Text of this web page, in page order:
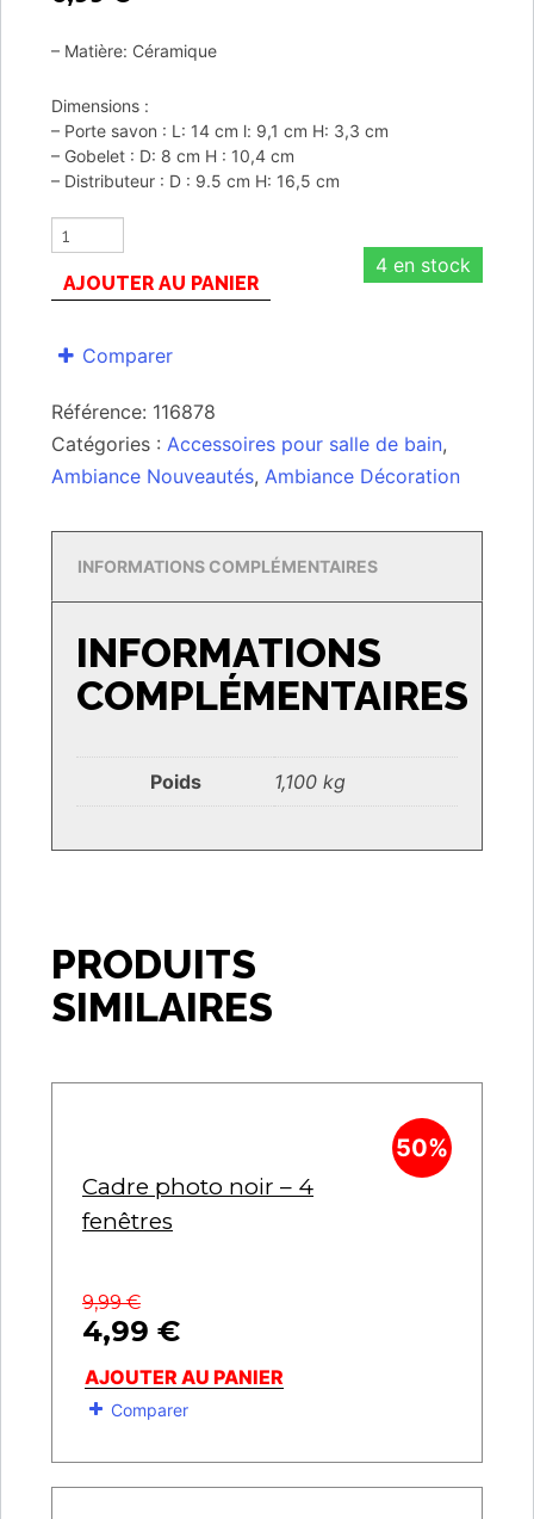
– Matière: Céramique
Dimensions :
– Porte savon : L: 14 cm l: 9,1 cm H: 3,3 cm
– Gobelet : D: 8 cm H : 10,4 cm
– Distributeur : D : 9.5 cm H: 16,5 cm
4 en stock
AJOUTER AU PANIER
Comparer
Référence: 116878
Catégories : Accessoires pour salle de bain,
Ambiance Nouveautés, Ambiance Décoration
INFORMATIONS COMPLÉMENTAIRES
INFORMATIONS
COMPLÉMENTAIRES
Poids 1,100 kg
PRODUITS
SIMILAIRES
50%
Cadre photo noir – 4
fenêtres
9,99€
4,99 €
AJOUTER AU PANIER
Comparer